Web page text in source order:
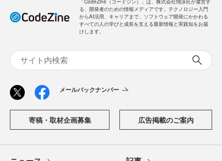
「CodeZine（コードジン）」は、株式会社翔泳社が運営す
る、開発者のための情報メディアです。テクノロジー入門
からAI活用、キャリアまで、ソフトウェア開発にかかわる
すべての人の学びと成長を支える最新情報と実践知をお届
けします。
メールバックナンバー
寄稿・取材企画募集 広告掲載のご案内